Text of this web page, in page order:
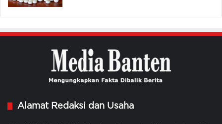
Alamat Redaksi dan Usaha